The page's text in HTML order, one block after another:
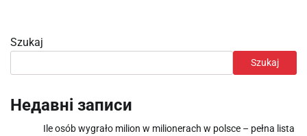
Szukaj
Szukaj
Недавні записи
Ile osób wygrało milion w milionerach w polsce – pełna lista